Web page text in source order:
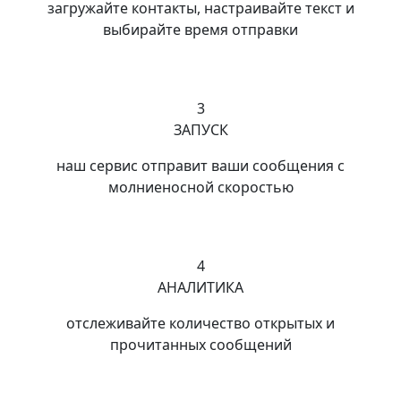
загружайте контакты, настраивайте текст и
выбирайте время отправки
3
ЗАПУСК
наш сервис отправит ваши сообщения с
молниеносной скоростью
4
АНАЛИТИКА
отслеживайте количество открытых и
прочитанных сообщений